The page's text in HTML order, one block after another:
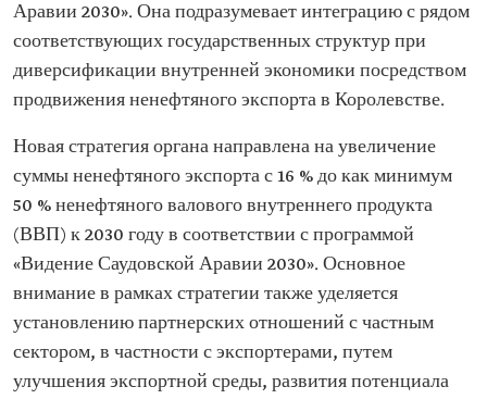
Аравии 2030». Она подразумевает интеграцию с рядом
соответствующих государственных структур при
диверсификации внутренней экономики посредством
продвижения ненефтяного экспорта в Королевстве.
Новая стратегия органа направлена на увеличение
суммы ненефтяного экспорта с 16 % до как минимум
50 % ненефтяного валового внутреннего продукта
(ВВП) к 2030 году в соответствии с программой
«Видение Саудовской Аравии 2030». Основное
внимание в рамках стратегии также уделяется
установлению партнерских отношений с частным
сектором, в частности с экспортерами, путем
улучшения экспортной среды, развития потенциала